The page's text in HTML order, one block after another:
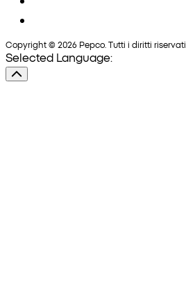
Copyright © 2026 Pepco. Tutti i diritti riservati.
Selected Language: